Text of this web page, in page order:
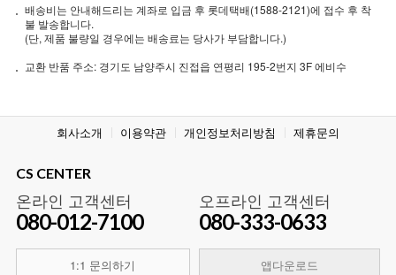
배송비는 안내해드리는 계좌로 입금 후 롯데택배(1588-2121)에 접수 후 착
불 발송합니다.
(단, 제품 불량일 경우에는 배송료는 당사가 부담합니다.)
교환 반품 주소: 경기도 남양주시 진접읍 연평리 195-2번지 3F 에비수
회사소개 이용약관 개인정보처리방침 제휴문의
CS CENTER
온라인 고객센터
080-012-7100
1:1 문의하기
오프라인 고객센터
080-333-0633
앱다운로드